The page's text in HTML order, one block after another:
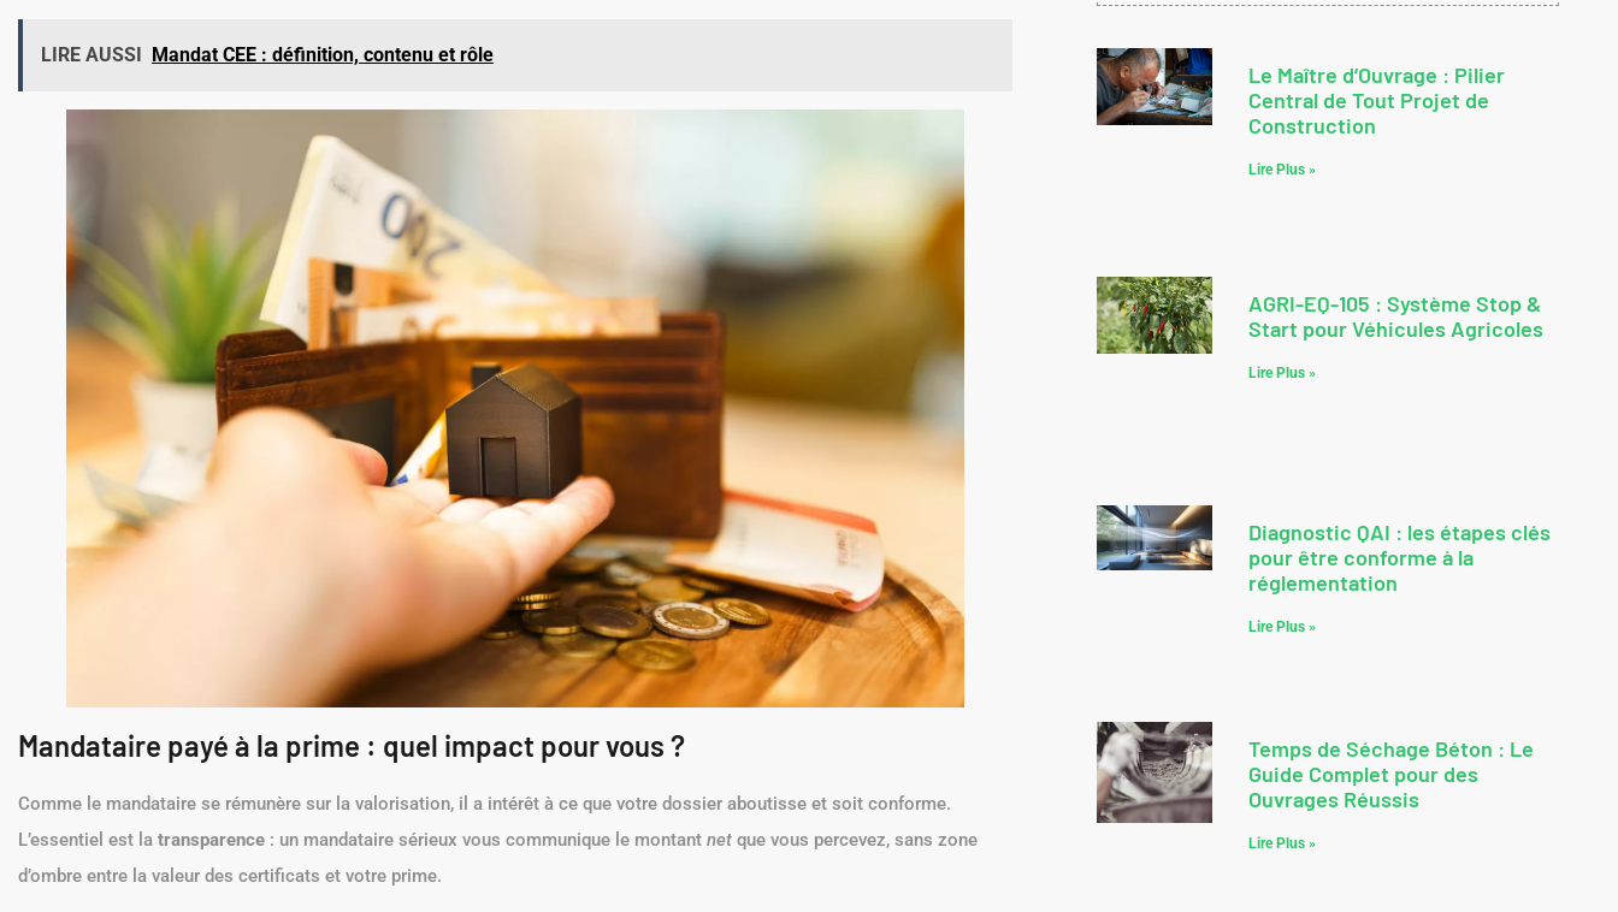
LIRE AUSSI Mandat CEE : définition, contenu et rôle
Mandataire payé à la prime : quel impact pour vous ?
Comme le mandataire se rémunère sur la valorisation, il a intérêt à ce que votre dossier aboutisse et soit conforme.
L’essentiel est la transparence : un mandataire sérieux vous communique le montant net que vous percevez, sans zone
d’ombre entre la valeur des certificats et votre prime.
Le Maître d’Ouvrage : Pilier
Central de Tout Projet de
Construction
Lire Plus »
AGRI-EQ-105 : Système Stop &
Start pour Véhicules Agricoles
Lire Plus »
Diagnostic QAI : les étapes clés
pour être conforme à la
réglementation
Lire Plus »
Temps de Séchage Béton : Le
Guide Complet pour des
Ouvrages Réussis
Lire Plus »